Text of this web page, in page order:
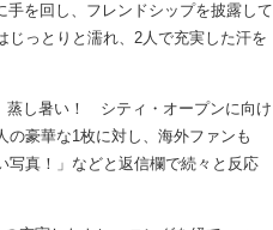
を回し、フレンドシップを披露して
じっとりと濡れ、2人で充実した汗を
蒸し暑い！ シティ・オープンに向け
豪華な1枚に対し、海外ファンも
真！」などと返信欄で続々と反応